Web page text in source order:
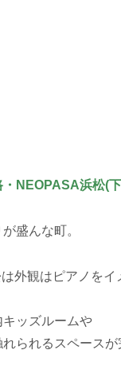
・NEOPASA浜松(下
盛んな町。
外観はピアノをイ
ッズルームや
られるスペースが